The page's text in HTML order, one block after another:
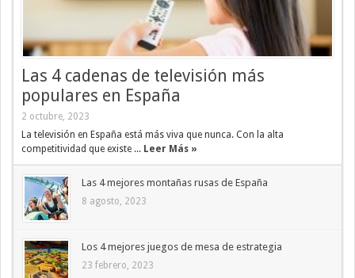
Las 4 cadenas de televisión más
populares en España
2 octubre, 2023
La televisión en España está más viva que nunca. Con la alta
competitividad que existe ... Leer Más »
Las 4 mejores montañas rusas de España
8 agosto, 2023
Los 4 mejores juegos de mesa de estrategia
23 febrero, 2023